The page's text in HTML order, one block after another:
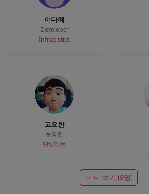
이다혜
Developer
Infragistics
고요한
운영진
닷넷데브
더 보기 (9명)